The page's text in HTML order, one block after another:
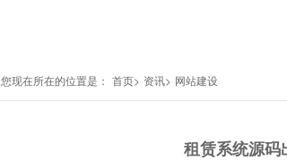
您现在所在的位置是： 首页> 资讯> 网站建设
租赁系统源码